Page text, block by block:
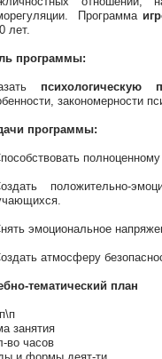
Программа
лет.
программы:
психологическую
закономерности
программы:
положительно-
эмоциональное
атмосферу
тематический план
занятия
во часов